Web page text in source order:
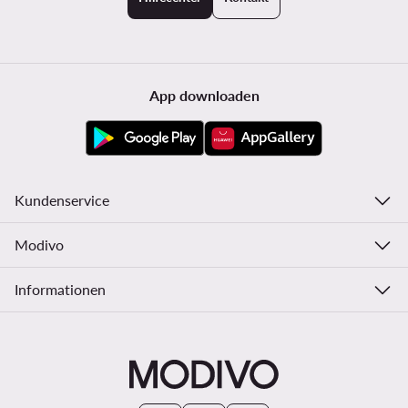
App downloaden
Kundenservice
Modivo
Informationen